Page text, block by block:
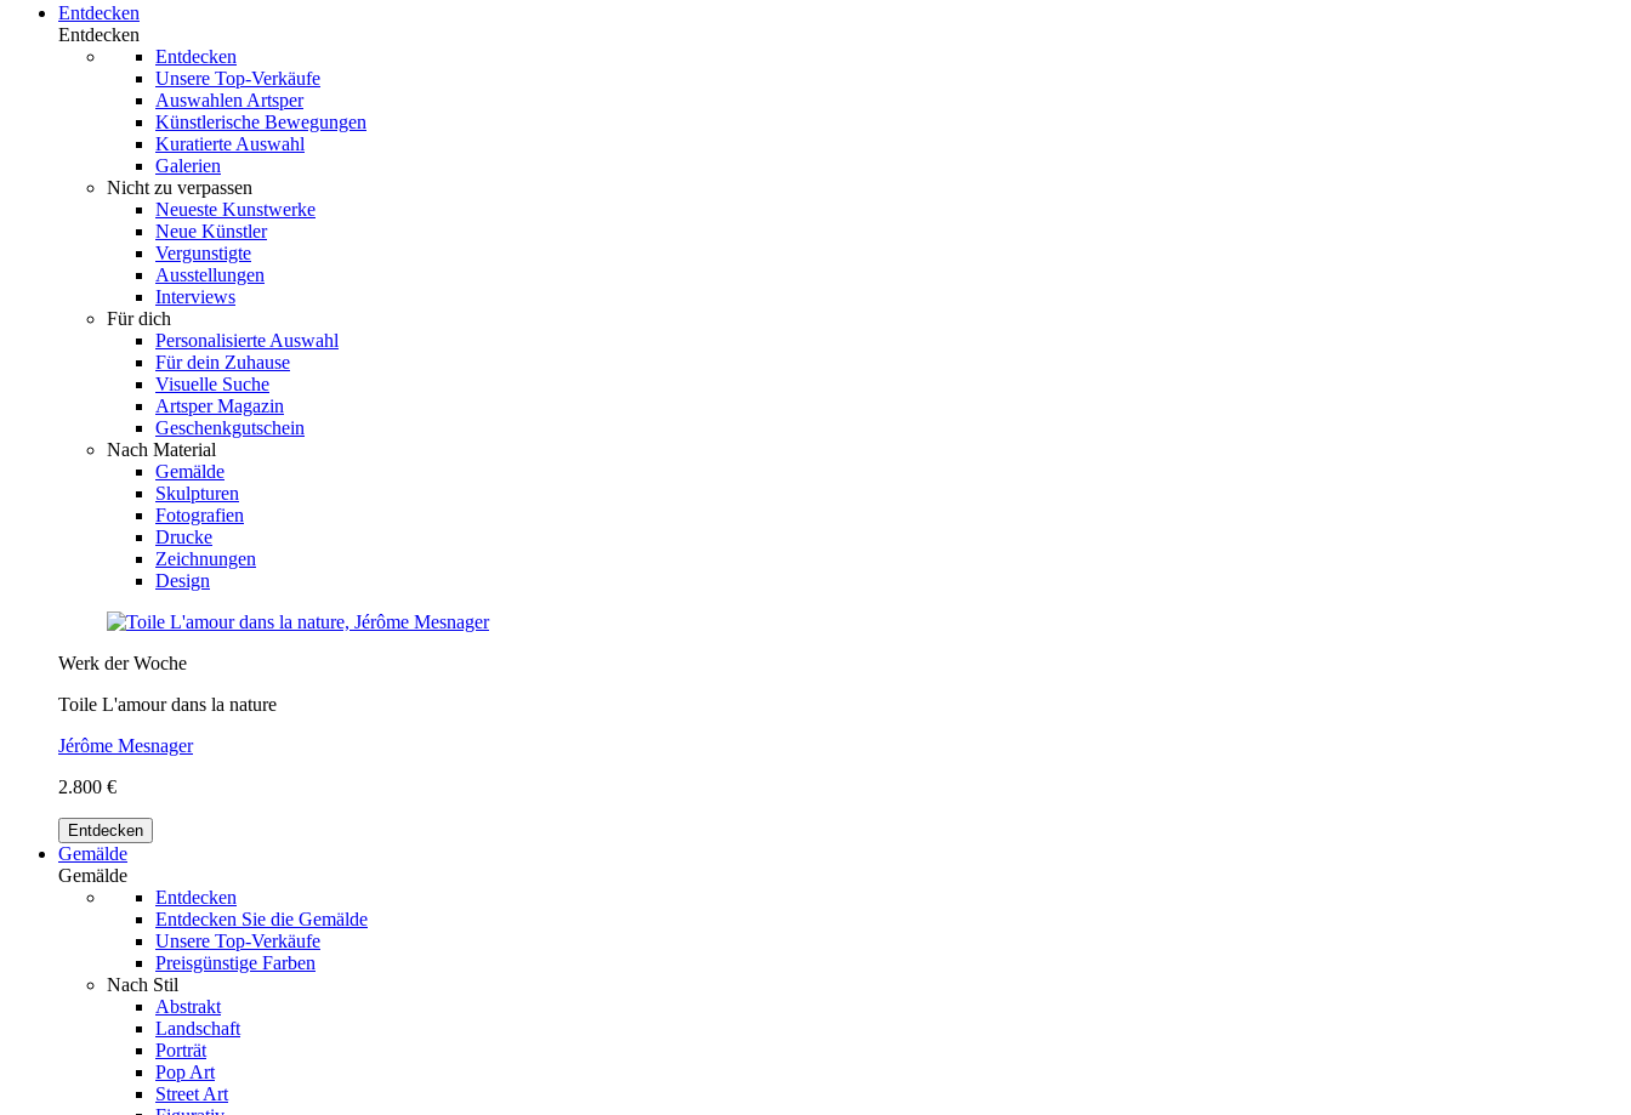
Entdecken
Entdecken
Entdecken
Unsere Top-Verkäufe
Auswahlen Artsper
Künstlerische Bewegungen
Kuratierte Auswahl
Galerien
Nicht zu verpassen
Neueste Kunstwerke
Neue Künstler
Vergunstigte
Ausstellungen
Interviews
Für dich
Personalisierte Auswahl
Für dein Zuhause
Visuelle Suche
Artsper Magazin
Geschenkgutschein
Nach Material
Gemälde
Skulpturen
Fotografien
Drucke
Zeichnungen
Design
Werk der Woche
Toile L'amour dans la nature
Jérôme Mesnager
2.800 €
Entdecken
Gemälde
Gemälde
Entdecken
Entdecken Sie die Gemälde
Unsere Top-Verkäufe
Preisgünstige Farben
Nach Stil
Abstrakt
Landschaft
Porträt
Pop Art
Street Art